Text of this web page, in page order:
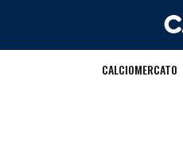
CALCIOMERCATO